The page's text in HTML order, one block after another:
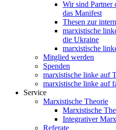
Wir sind Partner
das Manifest
Thesen zur
marxistische
die Ukraine
marxistische
Mitglied werden
Spenden
marxistische linke auf
marxistische linke auf
Service
Marxistische Theorie
Marxistische
Integrativer
Referate